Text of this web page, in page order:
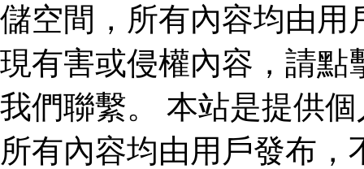
儲空間，所有內容均由用
現有害或侵權內容，請點
我們聯繫。 本站是提供
所有內容均由用戶發布